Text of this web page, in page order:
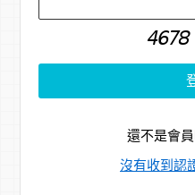
還不是會員
沒有收到認